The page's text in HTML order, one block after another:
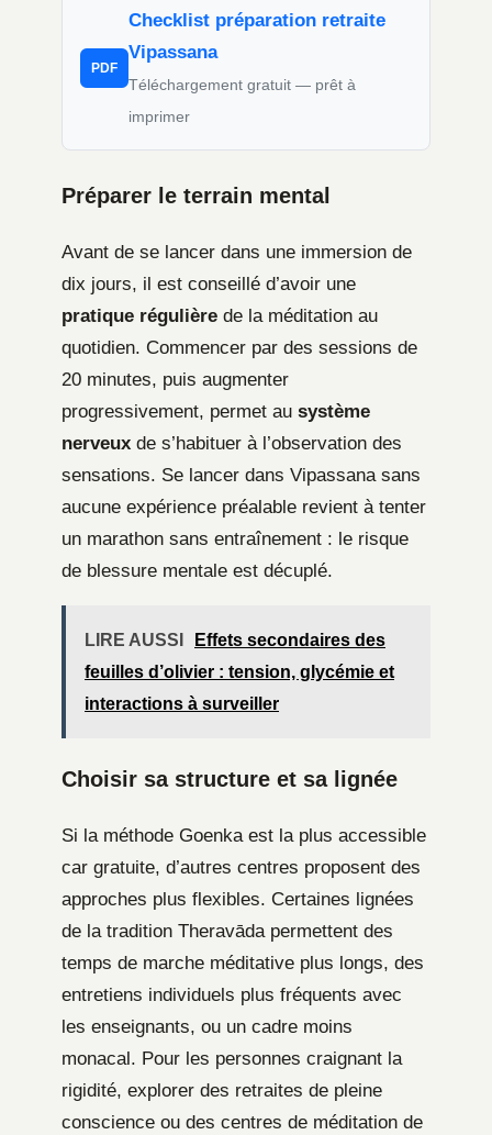
PDF
Checklist préparation retraite
Vipassana
Téléchargement gratuit — prêt à
imprimer
Préparer le terrain mental
Avant de se lancer dans une immersion de
dix jours, il est conseillé d’avoir une
pratique régulière de la méditation au
quotidien. Commencer par des sessions de
20 minutes, puis augmenter
progressivement, permet au système
nerveux de s’habituer à l’observation des
sensations. Se lancer dans Vipassana sans
aucune expérience préalable revient à tenter
un marathon sans entraînement : le risque
de blessure mentale est décuplé.
LIRE AUSSI
Effets secondaires des
feuilles d’olivier : tension, glycémie et
interactions à surveiller
Choisir sa structure et sa lignée
Si la méthode Goenka est la plus accessible
car gratuite, d’autres centres proposent des
approches plus flexibles. Certaines lignées
de la tradition Theravāda permettent des
temps de marche méditative plus longs, des
entretiens individuels plus fréquents avec
les enseignants, ou un cadre moins
monacal. Pour les personnes craignant la
rigidité, explorer des retraites de pleine
conscience ou des centres de méditation de